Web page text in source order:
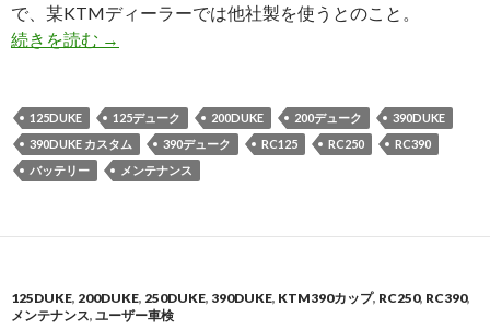
で、某KTMディーラーでは他社製を使うとのこと。
続きを読む バッテリー備忘録（YTX9-BS／FTX9-BS）
→
125DUKE 125デューク 200DUKE 200デューク
390DUKE
390DUKE カスタム
390デューク RC125 RC250
RC390
バッテリー
メンテナンス
125DUKE, 200DUKE, 250DUKE, 390DUKE, KTM390カップ, RC250, RC390,
メンテナンス, ユーザー車検